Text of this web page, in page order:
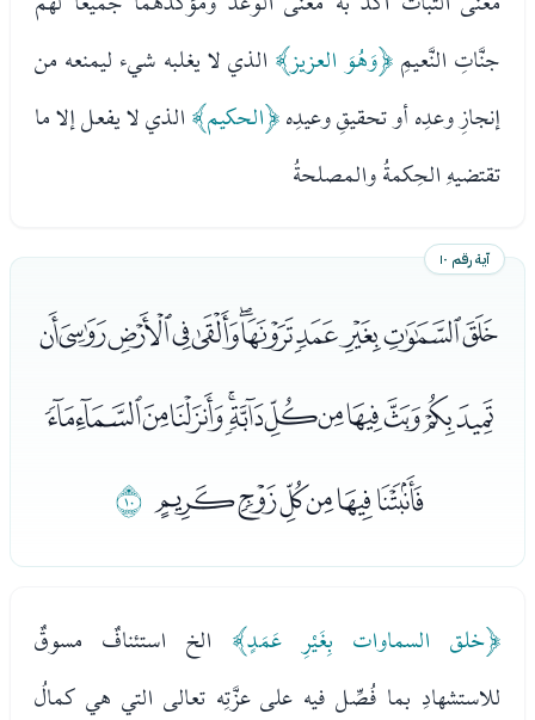
جنَّاتِ النَّعيمِ﴿وَهُوَ العزيز﴾ الذي لا يغلبه شيء ليمنعه من
إنجازِ وعدِه أو تحقيقِ وعيدِه﴿الحكيم﴾الذي لا يفعل إلا ما
تقتضيهِ الحِكمةُ والمصلحةُ
آية رقم ١٠
ﮪﮫﮬﮭﮮﮯﮰﮱﯓﯔﯕ
ﯖﯗﯘﯙﯚﯛﯜﯝﯞﯟﯠﯡ
ﯢﯣﯤﯥﯦﯧﯨ
﴿خلق السماوات بِغَيْرِ عَمَدٍ﴾ الخ استئنافٌ مسوقٌ
للاستشهادِ بما فُصِّل فيه على عزَّتِه تعالى التي هي كمالُ